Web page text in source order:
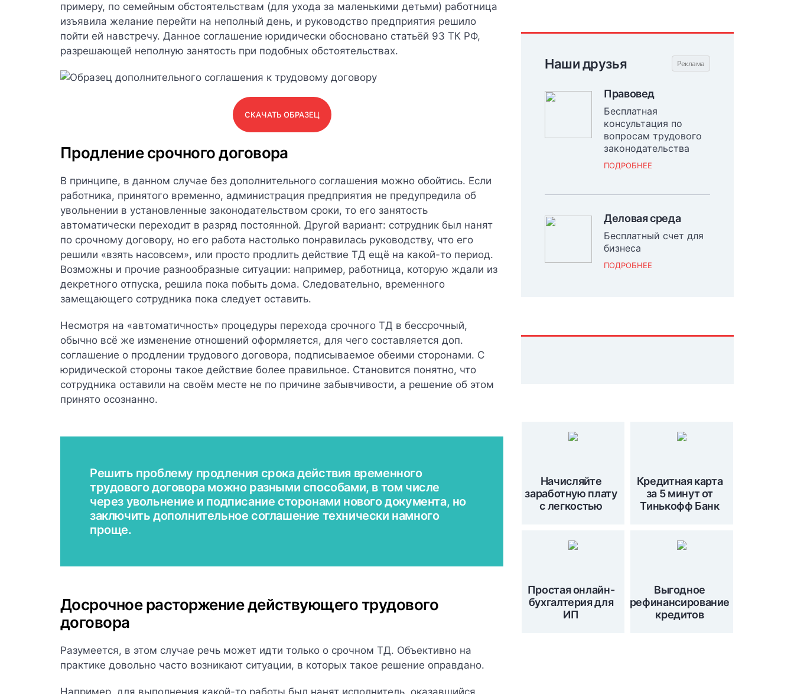
примеру, по семейным обстоятельствам (для ухода за маленькими детьми) работница
изъявила желание перейти на неполный день, и руководство предприятия решило
пойти ей навстречу. Данное соглашение юридически обосновано статьёй 93 ТК РФ,
разрешающей неполную занятость при подобных обстоятельствах.
СКАЧАТЬ ОБРАЗЕЦ
Продление срочного договора
В принципе, в данном случае без дополнительного соглашения можно обойтись. Если
работника, принятого временно, администрация предприятия не предупредила об
увольнении в установленные законодательством сроки, то его занятость
автоматически переходит в разряд постоянной. Другой вариант: сотрудник был нанят
по срочному договору, но его работа настолько понравилась руководству, что его
решили «взять насовсем», или просто продлить действие ТД ещё на какой-то период.
Возможны и прочие разнообразные ситуации: например, работница, которую ждали из
декретного отпуска, решила пока побыть дома. Следовательно, временного
замещающего сотрудника пока следует оставить.
Несмотря на «автоматичность» процедуры перехода срочного ТД в бессрочный,
обычно всё же изменение отношений оформляется, для чего составляется доп.
соглашение о продлении трудового договора, подписываемое обеими сторонами. С
юридической стороны такое действие более правильное. Становится понятно, что
сотрудника оставили на своём месте не по причине забывчивости, а решение об этом
принято осознанно.
Решить проблему продления срока действия временного
трудового договора можно разными способами, в том числе
через увольнение и подписание сторонами нового документа, но
заключить дополнительное соглашение технически намного
проще.
Досрочное расторжение действующего трудового
договора
Разумеется, в этом случае речь может идти только о срочном ТД. Объективно на
практике довольно часто возникают ситуации, в которых такое решение оправдано.
Например, для выполнения какой-то работы был нанят исполнитель, оказавшийся
Наши друзья
Правовед
Бесплатная
консультация по
вопросам трудового
законодательства
ПОДРОБНЕЕ
Деловая среда
Бесплатный счет для
бизнеса
ПОДРОБНЕЕ
Начисляйте
заработную плату
с легкостью
Кредитная карта
за 5 минут от
Тинькофф Банк
Простая онлайн-
бухгалтерия для
ИП
Выгодное
рефинансирование
кредитов